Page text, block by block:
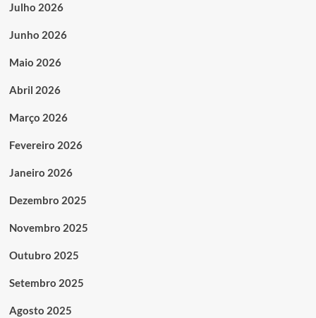
Julho 2026
Junho 2026
Maio 2026
Abril 2026
Março 2026
Fevereiro 2026
Janeiro 2026
Dezembro 2025
Novembro 2025
Outubro 2025
Setembro 2025
Agosto 2025